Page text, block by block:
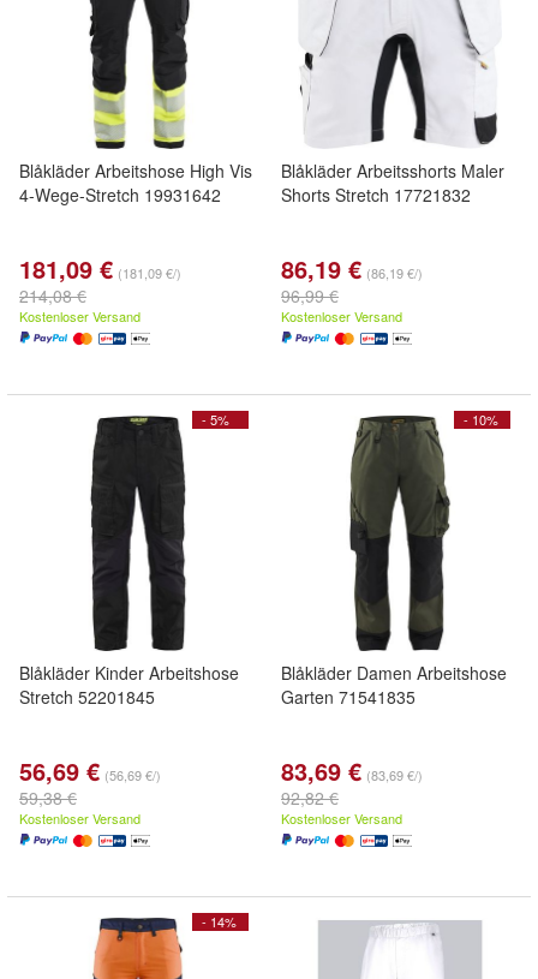
Blåkläder Arbeitshose High Vis
4-Wege-Stretch 19931642
181,09 € (181,09 €/)
214,08 €
Kostenloser Versand
Blåkläder Arbeitsshorts Maler
Shorts Stretch 17721832
86,19 € (86,19 €/)
96,99 €
Kostenloser Versand
- 5%
Blåkläder Kinder Arbeitshose
Stretch 52201845
56,69 € (56,69 €/)
59,38 €
Kostenloser Versand
- 10%
Blåkläder Damen Arbeitshose
Garten 71541835
83,69 € (83,69 €/)
92,82 €
Kostenloser Versand
- 14%